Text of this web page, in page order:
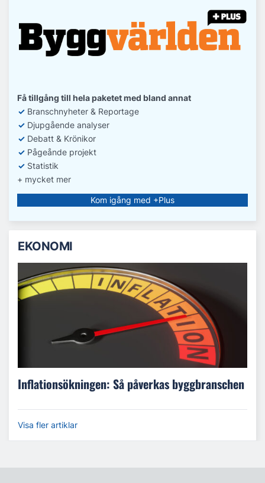
Få tillgång till hela paketet med bland annat
✓ Branschnyheter & Reportage
✓ Djupgående analyser
✓ Debatt & Krönikor
✓ Pågeånde projekt
✓ Statistik
+ mycket mer
Kom igång med +Plus
EKONOMI
Inflationsökningen: Så påverkas byggbranschen
Visa fler artiklar